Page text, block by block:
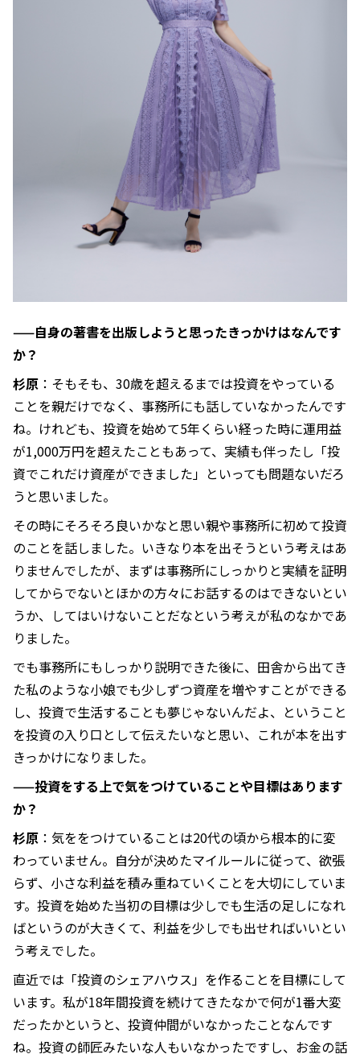
——自身の著書を出版しようと思ったきっかけはなんです
か？
杉原 ：そもそも、30歳を超えるまでは投資をやっている
ことを親だけでなく、事務所にも話していなかったんです
ね。けれども、投資を始めて5年くらい経った時に運用益
が1,000万円を超えたこともあって、実績も伴ったし「投
資でこれだけ資産ができました」といっても問題ないだろ
うと思いました。
その時にそろそろ良いかなと思い親や事務所に初めて投資
のことを話しました。いきなり本を出そうという考えはあ
りませんでしたが、まずは事務所にしっかりと実績を証明
してからでないとほかの方々にお話するのはできないとい
うか、してはいけないことだなという考えが私のなかであ
りました。
でも事務所にもしっかり説明できた後に、田舎から出てき
た私のような小娘でも少しずつ資産を増やすことができる
し、投資で生活することも夢じゃないんだよ、ということ
を投資の入り口として伝えたいなと思い、これが本を出す
きっかけになりました。
——投資をする上で気をつけていることや目標はあります
か？
杉原 ：気ををつけていることは20代の頃から根本的に変
わっていません。自分が決めたマイルールに従って、欲張
らず、小さな利益を積み重ねていくことを大切にしていま
す。投資を始めた当初の目標は少しでも生活の足しになれ
ばというのが大きくて、利益を少しでも出せればいいとい
う考えでした。
直近では「投資のシェアハウス」を作ることを目標にして
います。私が18年間投資を続けてきたなかで何が1番大変
だったかというと、投資仲間がいなかったことなんです
ね。投資の師匠みたいな人もいなかったですし、お金の話